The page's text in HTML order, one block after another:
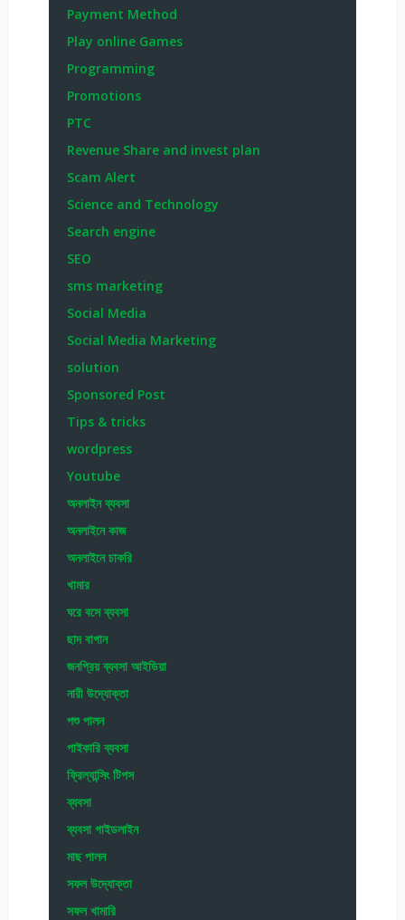
Payment Method
Play online Games
Programming
Promotions
PTC
Revenue Share and invest plan
Scam Alert
Science and Technology
Search engine
SEO
sms marketing
Social Media
Social Media Marketing
solution
Sponsored Post
Tips & tricks
wordpress
Youtube
অনলাইন ব্যবসা
অনলাইনে কাজ
অনলাইনে চাকরি
খামার
ঘরে বসে ব্যবসা
ছাদ বাগান
জনপ্রিয় ব্যবসা আইডিয়া
নারী উদ্যোক্তা
পশু পালন
পাইকারি ব্যবসা
ফ্রিল্যান্সিং টিপস
ব্যবসা
ব্যবসা গাইডলাইন
মাছ পালন
সফল উদ্যোক্তা
সফল খামারি